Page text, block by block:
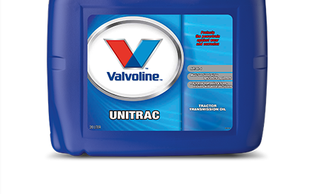
Lichide Suspensie Motociclete
Lichide Întreținere
Lichide Întreținere Autoturisme
Lichide Întreținere Camioane
Lichide Întreținere Motociclete
Lichide Întreținere Utilaje